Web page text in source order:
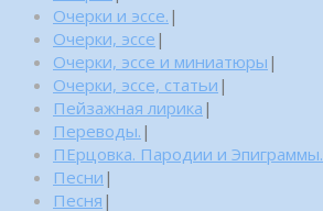
Очерки и эссе. |
Очерки, эссе |
Очерки, эссе и миниатюры |
Очерки, эссе, статьи |
Пейзажная лирика |
Переводы. |
ПЕрцовка. Пародии и Эпиграммы.
Песни |
Песня |